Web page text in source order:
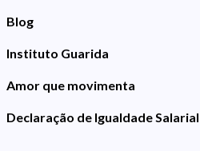
Blog
Instituto Guarida
Amor que movimenta
Declaração de Igualdade Salarial